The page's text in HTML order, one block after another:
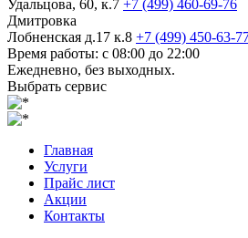
Удальцова, 60, к.7 +7 (499) 460-69-76
Дмитровка
Лобненская д.17 к.8 +7 (499) 450-63-
Время работы: с 08:00 до 22:00
Ежедневно, без выходных.
Выбрать сервис
Главная
Услуги
Прайс лист
Акции
Контакты